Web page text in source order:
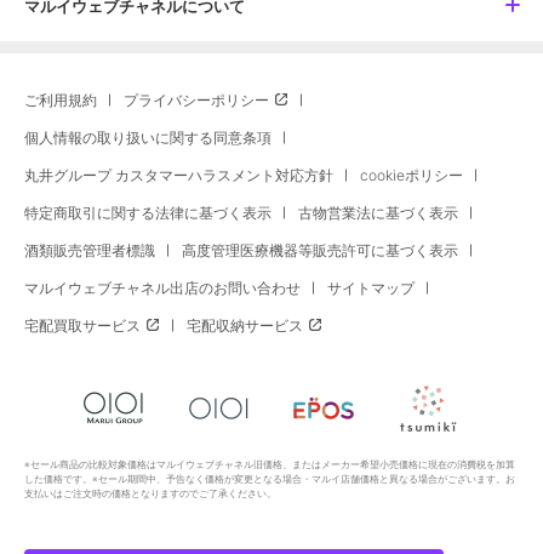
マルイウェブチャネルについて
ご利用規約 プライバシーポリシー
個人情報の取り扱いに関する同意条項
丸井グループ カスタマーハラスメント対応方針 cookieポリシー
特定商取引に関する法律に基づく表示 古物営業法に基づく表示
酒類販売管理者標識 高度管理医療機器等販売許可に基づく表示
マルイウェブチャネル出店のお問い合わせ サイトマップ
宅配買取サービス 宅配収納サービス
※セール商品の比較対象価格はマルイウェブチャネル旧価格、またはメーカー希望小売価格に現在の消費税を加算
した価格です。※セール期間中、予告なく価格が変更となる場合・マルイ店舗価格と異なる場合がございます。お
支払いはご注文時の価格となりますのでご了承ください。